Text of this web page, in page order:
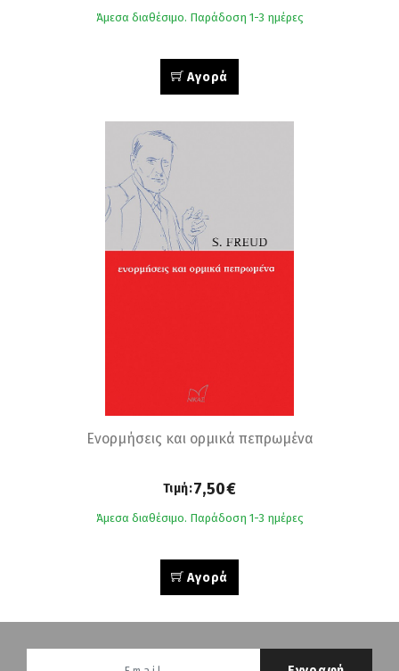
Άμεσα διαθέσιμο. Παράδοση 1-3 ημέρες
Αγορά
Ενορμήσεις και ορμικά πεπρωμένα
Τιμή:7,50€
Άμεσα διαθέσιμο. Παράδοση 1-3 ημέρες
Αγορά